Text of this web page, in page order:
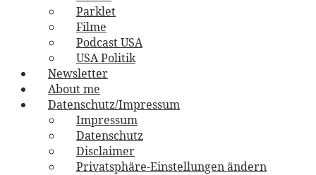
Parklet
Filme
Podcast USA
USA Politik
Newsletter
About me
Datenschutz/Impressum
Impressum
Datenschutz
Disclaimer
Privatsphäre-Einstellungen ändern